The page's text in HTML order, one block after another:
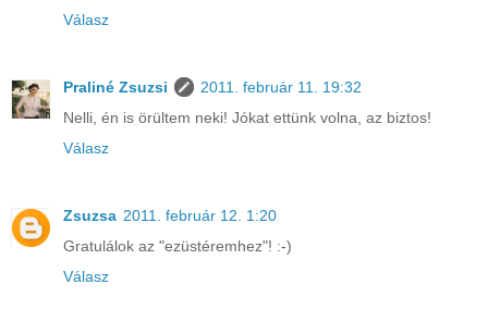
Válasz
Praliné Zsuzsi
2011. február 11. 19:32
Nelli, én is örültem neki! Jókat ettünk volna, az biztos!
Válasz
Zsuzsa 2011. február 12. 1:20
Gratulálok az "ezüstéremhez"! :-)
Válasz